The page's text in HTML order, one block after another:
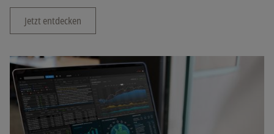
Jetzt entdecken